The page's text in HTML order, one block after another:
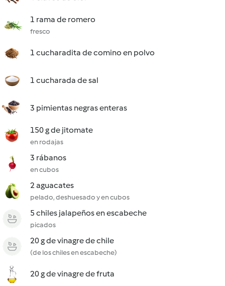
1 rama de romero
fresco
1 cucharadita de comino en polvo
1 cucharada de sal
3 pimientas negras enteras
150 g de jitomate
en rodajas
3 rábanos
en cubos
2 aguacates
pelado, deshuesado y en cubos
5 chiles jalapeños en escabeche
picados
20 g de vinagre de chile
(de los chiles en escabeche)
20 g de vinagre de fruta